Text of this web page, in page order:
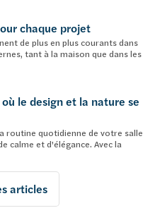
chaque projet
de plus en plus courants dans
tant à la maison que dans les
le design et la nature se
routine quotidienne de votre salle
calme et d'élégance. Avec la
articles